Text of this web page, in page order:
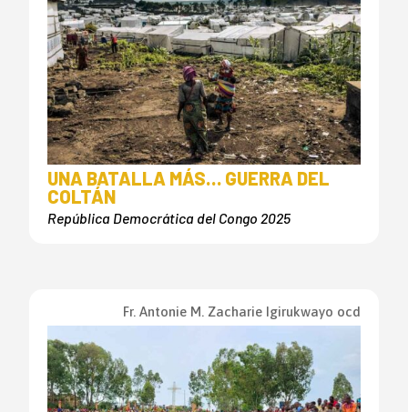
UNA BATALLA MÁS… GUERRA DEL
COLTÁN
República Democrática del Congo 2025
Fr. Antonie M. Zacharie Igirukwayo ocd